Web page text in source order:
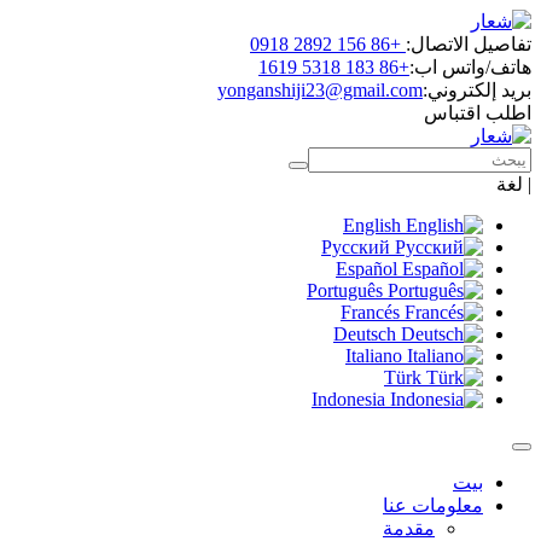
+86 156 2892 0918
اب:+86 183 5318 1619
yonganshiji23@gmail.com
English
Русский
Español
Português
Francés
Deutsch
Italiano
Türk
Indonesia
عنا